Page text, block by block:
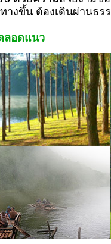
างขึ้น ต้องเดินผ่านธร
ลอดแนว